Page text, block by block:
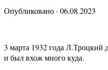
Опубликовано · 06.08.2023
3 марта 1932 года Л.Троцкий
и был вхож много куда.